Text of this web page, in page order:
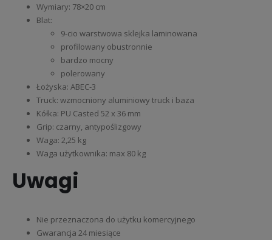
Wymiary: 78×20 cm
Blat:
9-cio warstwowa sklejka laminowana
profilowany obustronnie
bardzo mocny
polerowany
Łożyska: ABEC-3
Truck: wzmocniony aluminiowy truck i baza
Kółka: PU Casted 52 x 36 mm
Grip: czarny, antypoślizgowy
Waga: 2,25 kg
Waga użytkownika: max 80 kg
Uwagi
Nie przeznaczona do użytku komercyjnego
Gwarancja 24 miesiące